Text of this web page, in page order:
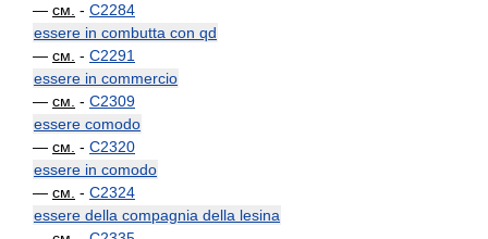
— см. - C2284
essere in combutta con qd
— см. - C2291
essere in commercio
— см. - C2309
essere comodo
— см. - C2320
essere in comodo
— см. - C2324
essere della compagnia della lesina